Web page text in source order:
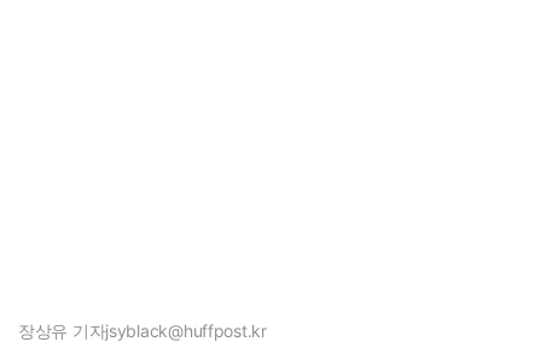
장상유 기자jsyblack@huffpost.kr